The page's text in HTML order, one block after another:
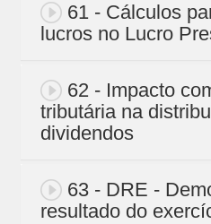
61 - Cálculos
lucros no Lucro
62 - Impacto
tributária na
dividendos
63 - DRE -
resultado do